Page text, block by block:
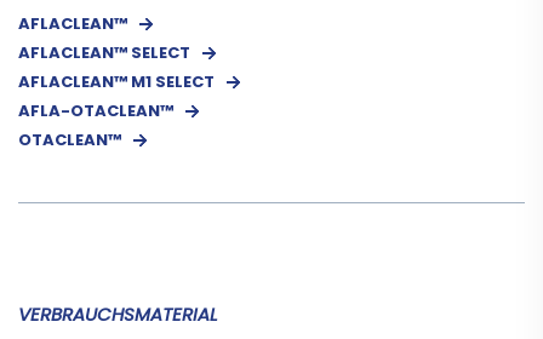
AFLACLEAN™
AFLACLEAN™ SELECT
AFLACLEAN™ M1 SELECT
AFLA-OTACLEAN™
OTACLEAN­™
VERBRAUCHSMATERIAL